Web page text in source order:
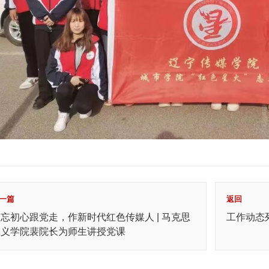
篇
初心跟党走，作新时代红色传媒人 | 马克思
学院裴院长为师生讲授党课
返回
工作动态